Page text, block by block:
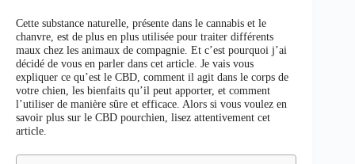
Cette substance naturelle, présente dans le cannabis et le
chanvre, est de plus en plus utilisée pour traiter différents
maux chez les animaux de compagnie. Et c’est pourquoi j’ai
décidé de vous en parler dans cet article. Je vais vous
expliquer ce qu’est le CBD, comment il agit dans le corps de
votre chien, les bienfaits qu’il peut apporter, et comment
l’utiliser de manière sûre et efficace. Alors si vous voulez en
savoir plus sur le CBD pourchien, lisez attentivement cet
article.